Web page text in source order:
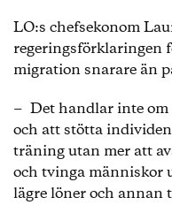
LO:s chefsekonom
regeringsförklaringen
migration snarare än
− Det handlar inte
och att stötta
träning utan mer att
och tvinga människor
lägre löner och annan